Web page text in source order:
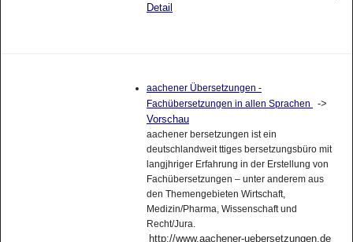
Detail
aachener Übersetzungen -
Fachübersetzungen in allen Sprachen
->
Vorschau
aachener bersetzungen ist ein
deutschlandweit ttiges bersetzungsbüro mit
langjhriger Erfahrung in der Erstellung von
Fachübersetzungen – unter anderem aus
den Themengebieten Wirtschaft,
Medizin/Pharma, Wissenschaft und
Recht/Jura.
http://www.aachener-uebersetzungen.de